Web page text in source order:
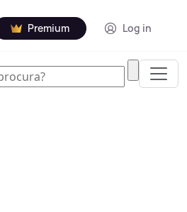
Premium Log in